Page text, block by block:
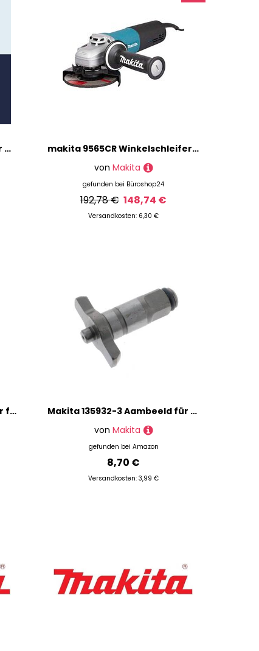
Makita 650564-0 Schalter für Modell BTW250 Dreh und Schlagbohrmaschine
makita 9565CR Winkelschleifer 2.100 W
von Makita
gefunden bei Büroshop24
192,78 € 148,74 €
Versandkosten: 6,30 €
Makita 424703-6 Deko-Cover für Modell EK7301
Makita 135932-3 Aambeeld für Modell DTW180
von Makita
gefunden bei Amazon
8,70 €
Versandkosten: 3,99 €